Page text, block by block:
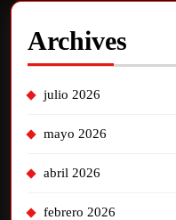
Archives
julio 2026
mayo 2026
abril 2026
febrero 2026